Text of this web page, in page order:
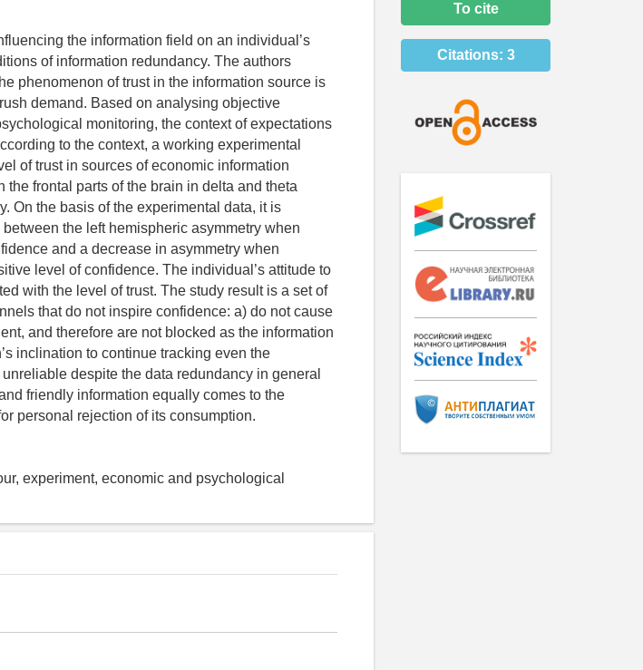
the information field on an individual’s
of information redundancy. The authors
phenomenon of trust in the information source is
demand. Based on analysing objective
monitoring, the context of expectations
to the context, a working experimental
of trust in sources of economic information
frontal parts of the brain in delta and theta
On the basis of the experimental data, it is
the left hemispheric asymmetry when
and a decrease in asymmetry when
level of confidence. The individual’s attitude to
with the level of trust. The study result is a set of
that do not inspire confidence: a) do not cause
and therefore are not blocked as the information
inclination to continue tracking even the
despite the data redundancy in general
friendly information equally comes to the
personal rejection of its consumption.
experiment, economic and psychological
To cite
Citations: 3